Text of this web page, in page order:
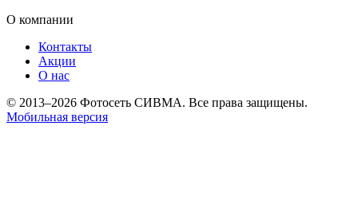
О компании
Контакты
Акции
О нас
© 2013–2026 Фотосеть СИВМА. Все права защищены.
Мобильная версия